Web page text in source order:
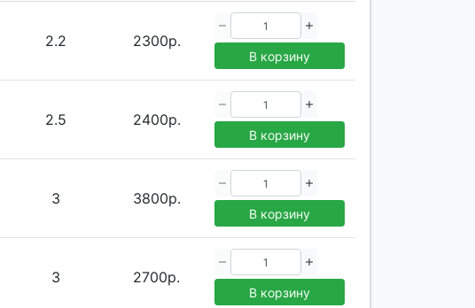
2.2 2300р.
В корзину
2.5 2400р.
В корзину
3 3800р.
В корзину
3 2700р.
В корзину